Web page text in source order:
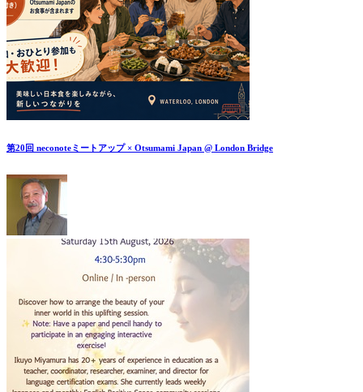
第20回 neconoteミートアップ × Otsumami Japan @ London Bridge